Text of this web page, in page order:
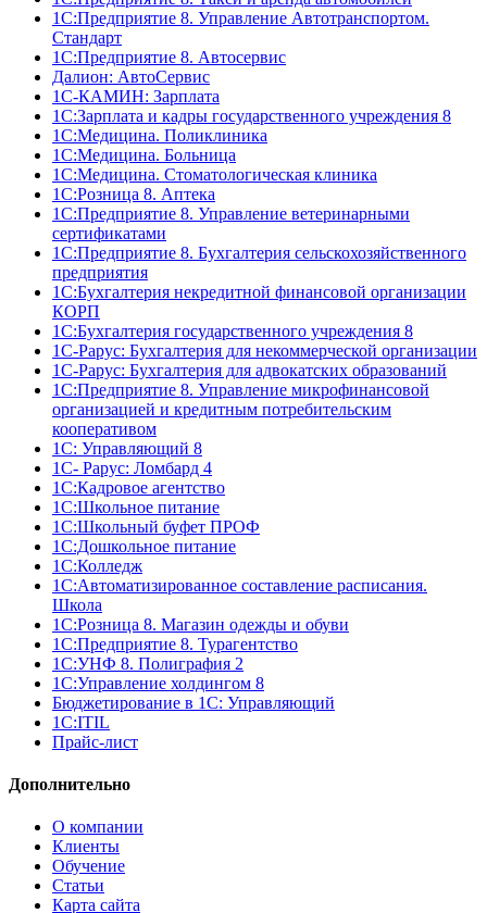
1С:Предприятие 8. Управление Автотранспортом.
Стандарт
1C:Предприятие 8. Автосервис
Далион: АвтоСервис
1С-КАМИН: Зарплата
1С:Зарплата и кадры государственного учреждения 8
1С:Медицина. Поликлиника
1С:Медицина. Больница
1С:Медицина. Стоматологическая клиника
1С:Розница 8. Аптека
1C:Предприятие 8. Управление ветеринарными
сертификатами
1С:Предприятие 8. Бухгалтерия сельскохозяйственного
предприятия
1C:Бухгалтерия некредитной финансовой организации
КОРП
1С:Бухгалтерия государственного учреждения 8
1С-Рарус: Бухгалтерия для некоммерческой организации
1С-Рарус: Бухгалтерия для адвокатских образований
1С:Предприятие 8. Управление микрофинансовой
организацией и кредитным потребительским
кооперативом
1С: Управляющий 8
1С- Рарус: Ломбард 4
1С:Кадровое агентство
1С:Школьное питание
1С:Школьный буфет ПРОФ
1C:Дошкольное питание
1С:Колледж
1С:Автоматизированное составление расписания.
Школа
1С:Розница 8. Магазин одежды и обуви
1С:Предприятие 8. Турагентство
1С:УНФ 8. Полиграфия 2
1С:Управление холдингом 8
Бюджетирование в 1С: Управляющий
1С:ITIL
Прайс-лист
Дополнительно
О компании
Клиенты
Обучение
Статьи
Карта сайта